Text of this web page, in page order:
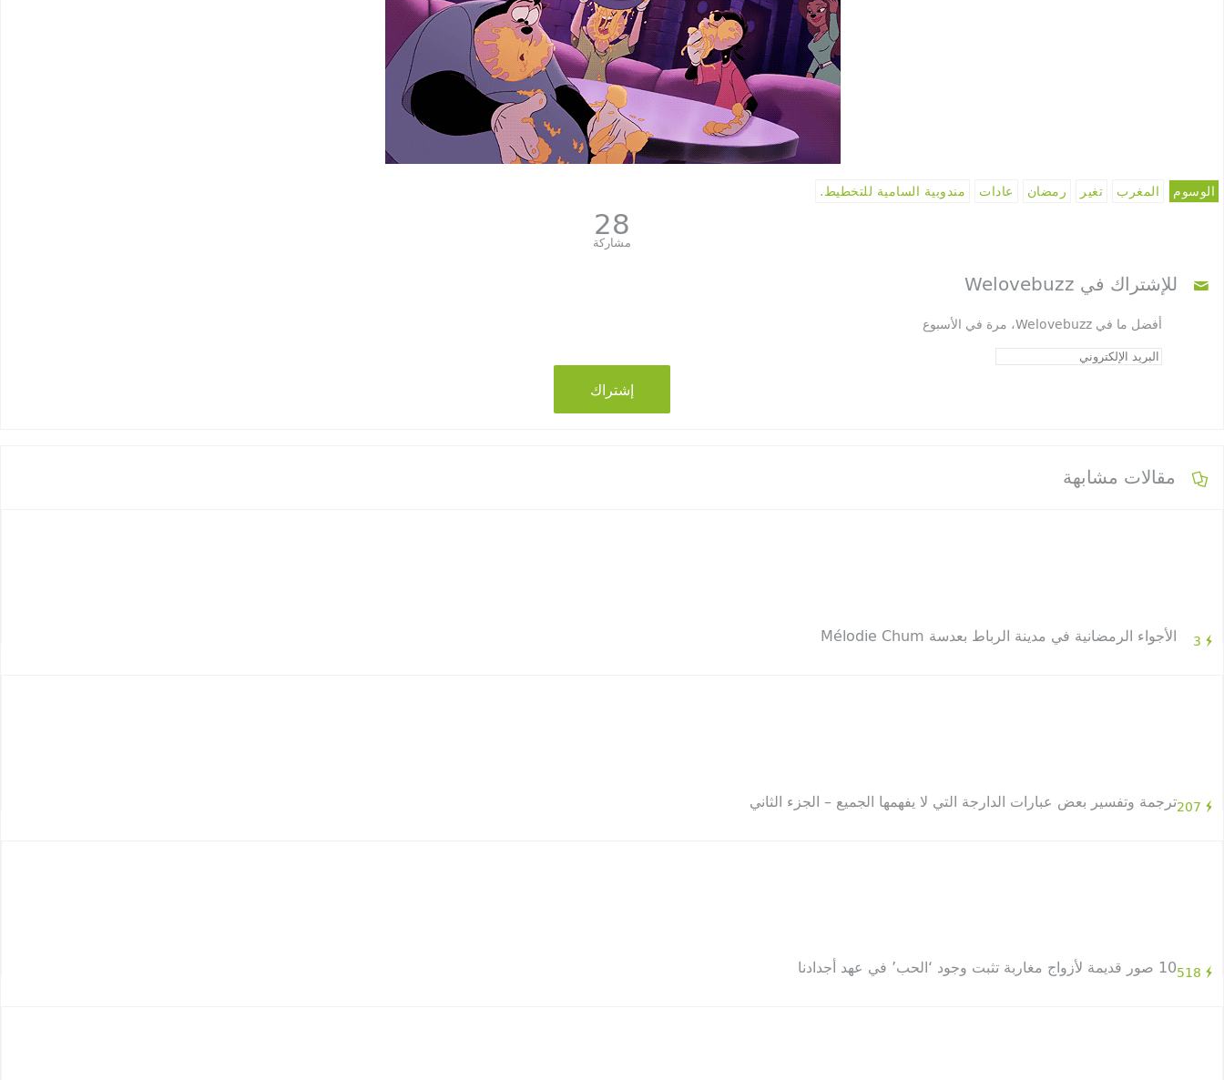
الوسوم المغرب تغير رمضان عادات مندوبية السامية للتخطيط.
28
مشاركة
للإشتراك في Welovebuzz
أفضل ما في Welovebuzz، مرة في الأسبوع
إشتراك
مقالات مشابهة
الأجواء الرمضانية في مدينة الرباط بعدسة Mélodie Chum
ترجمة وتفسير بعض عبارات الدارجة التي لا يفهمها الجميع – الجزء الثاني
10 صور قديمة لأزواج مغاربة تثبت وجود ‘الحب’ في عهد أجدادنا